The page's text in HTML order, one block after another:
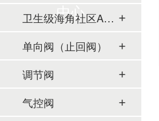
中心
卫生级海角社区APP简版下载
单向阀（止回阀）
调节阀
气控阀